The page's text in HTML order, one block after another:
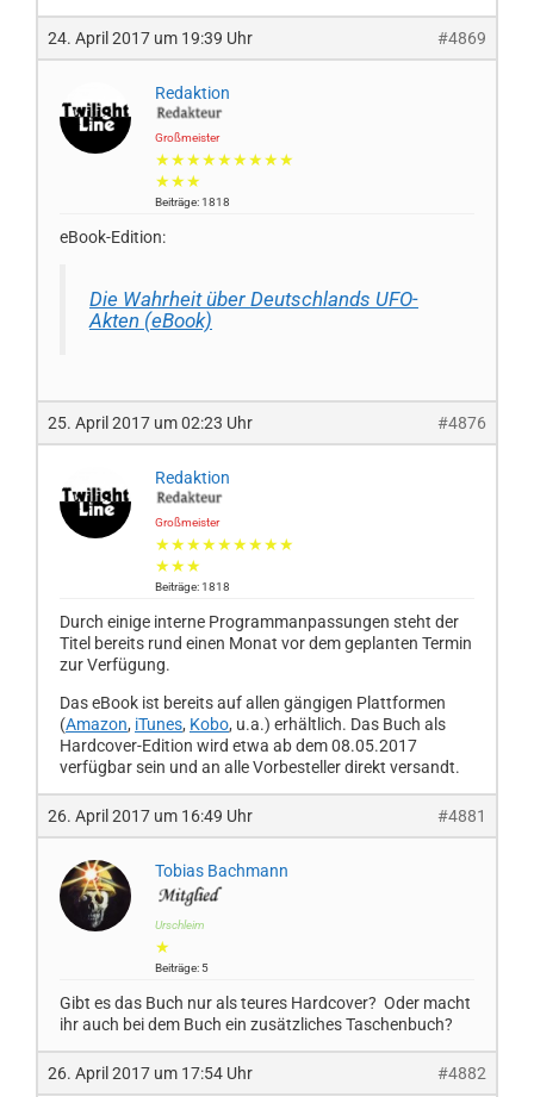
24. April 2017 um 19:39 Uhr #4869
Redaktion
Großmeister
★★★★★★★★★
★★★
Beiträge: 1818
eBook-Edition:
Die Wahrheit über Deutschlands UFO-
Akten (eBook)
25. April 2017 um 02:23 Uhr #4876
Redaktion
Großmeister
★★★★★★★★★
★★★
Beiträge: 1818
Durch einige interne Programmanpassungen steht der
Titel bereits rund einen Monat vor dem geplanten Termin
zur Verfügung.
Das eBook ist bereits auf allen gängigen Plattformen
(Amazon, iTunes, Kobo, u.a.) erhältlich. Das Buch als
Hardcover-Edition wird etwa ab dem 08.05.2017
verfügbar sein und an alle Vorbesteller direkt versandt.
26. April 2017 um 16:49 Uhr #4881
Tobias Bachmann
Urschleim
★
Beiträge: 5
Gibt es das Buch nur als teures Hardcover? Oder macht
ihr auch bei dem Buch ein zusätzliches Taschenbuch?
26. April 2017 um 17:54 Uhr #4882